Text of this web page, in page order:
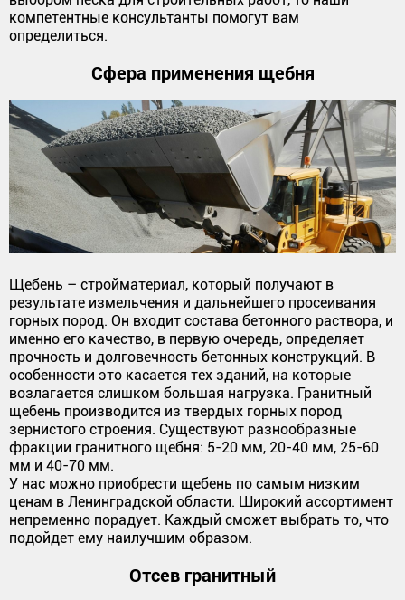
компетентные консультанты помогут вам
определиться.
Сфера применения щебня
Щебень – стройматериал, который получают в
результате измельчения и дальнейшего просеивания
горных пород. Он входит состава бетонного раствора, и
именно его качество, в первую очередь, определяет
прочность и долговечность бетонных конструкций. В
особенности это касается тех зданий, на которые
возлагается слишком большая нагрузка. Гранитный
щебень производится из твердых горных пород
зернистого строения. Существуют разнообразные
фракции гранитного щебня: 5-20 мм, 20-40 мм, 25-60
мм и 40-70 мм.
У нас можно приобрести щебень по самым низким
ценам в Ленинградской области. Широкий ассортимент
непременно порадует. Каждый сможет выбрать то, что
подойдет ему наилучшим образом.
Отсев гранитный